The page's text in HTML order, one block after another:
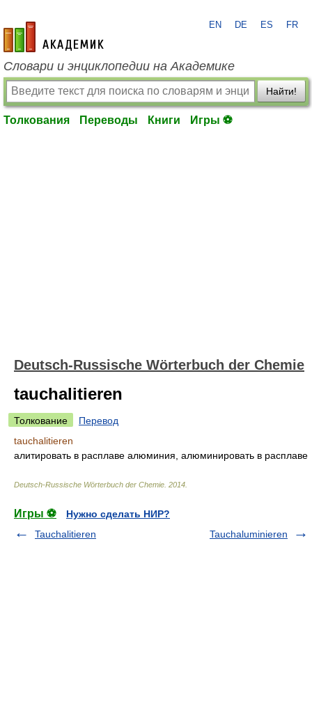
academic.ru
EN DE ES FR
Словари и энциклопедии на Академике
Найти!
Толкования Переводы Книги Игры ⚽
Deutsch-Russische Wörterbuch der Chemie
tauchalitieren
Толкование
Перевод
tauchalitieren
алитировать в расплаве алюминия, алюминировать в расплаве
Deutsch-Russische Wörterbuch der Chemie 2014
Игры ⚽
Нужно сделать НИР?
Tauchalitieren
Tauchaluminieren